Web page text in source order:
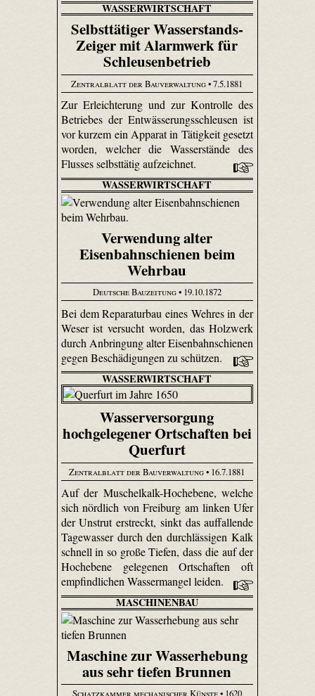
WASSERWIRTSCHAFT
Selbsttätiger Wasserstands-
Zeiger mit Alarmwerk für
Schleusenbetrieb
Zentralblatt der Bauverwaltung• 7.5.1881
Zur Erleichterung und zur Kontrolle des
Betriebes der Entwässerungsschleusen ist
vor kurzem ein Apparat in Tätigkeit gesetzt
worden, welcher die Wasserstände des
Flusses selbsttätig aufzeichnet.
WASSERWIRTSCHAFT
Verwendung alter
Eisenbahnschienen beim
Wehrbau
Deutsche Bauzeitung• 19.10.1872
Bei dem Reparaturbau eines Wehres in der
Weser ist versucht worden, das Holzwerk
durch Anbringung alter Eisenbahnschienen
gegen Beschädigungen zu schützen.
WASSERWIRTSCHAFT
Wasserversorgung
hochgelegener Ortschaften bei
Querfurt
Zentralblatt der Bauverwaltung• 16.7.1881
Auf der Muschelkalk-Hochebene, welche
sich nördlich von Freiburg am linken Ufer
der Unstrut erstreckt, sinkt das auffallende
Tagewasser durch den durchlässigen Kalk
schnell in so große Tiefen, dass die auf der
Hochebene gelegenen Ortschaften oft
empfindlichen Wassermangel leiden.
MASCHINENBAU
Maschine zur Wasserhebung
aus sehr tiefen Brunnen
Schatzkammer mechanischer Künste• 1620